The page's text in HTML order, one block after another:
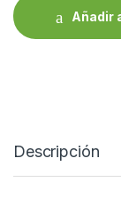
Añadir
Descripción